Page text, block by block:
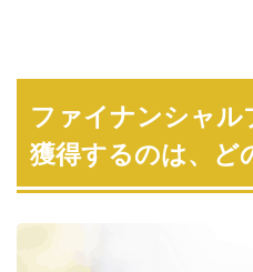
ファイナンシャル
獲得するのは、ど